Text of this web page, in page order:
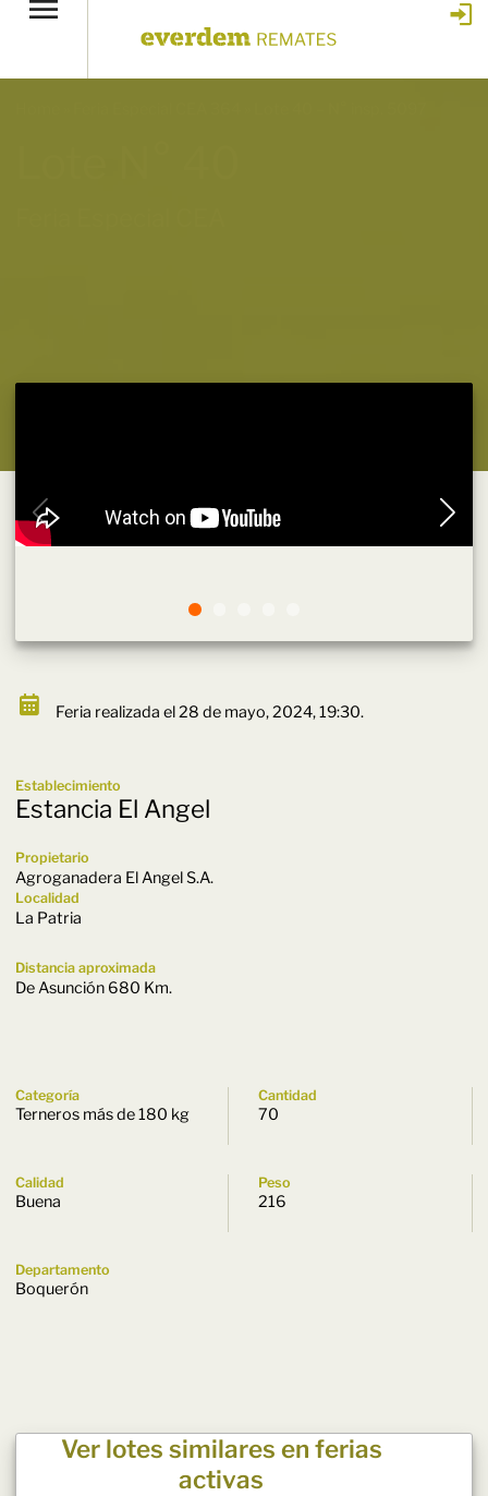
Feria realizada el 28 de mayo, 2024, 19:30.
Establecimiento
Estancia El Angel
Propietario
Agroganadera El Angel S.A.
Localidad
La Patria
Distancia aproximada
De Asunción 680 Km.
Categoría
Terneros más de 180 kg
Cantidad
70
Calidad
Buena
Peso
216
Departamento
Boquerón
Ver lotes similares en ferias
activas